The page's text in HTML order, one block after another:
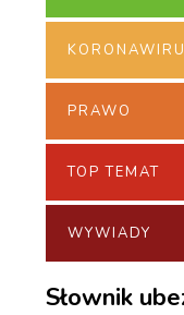
PRAWO
TOP TEMAT
WYWIADY
Słownik